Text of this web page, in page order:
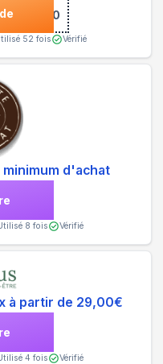
***D20
52 fois Vérifié
d'achat
8 fois Vérifié
à partir de 29,00€
4 fois Vérifié